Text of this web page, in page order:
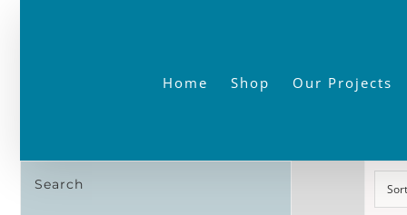
Home Shop Our Projects
Search